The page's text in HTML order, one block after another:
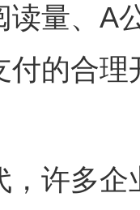
读量、A
付的合
多企